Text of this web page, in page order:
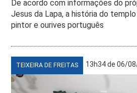
De acordo com informações do
Jesus da Lapa, a história do
pintor e ourives português
TEIXEIRA DE FREITAS 13h34 de 06/